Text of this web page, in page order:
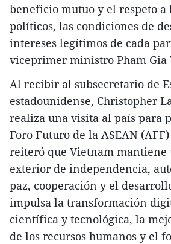
beneficio mutuo y el respeto a
políticos, las condiciones de
intereses legítimos de cada
viceprimer ministro Pham Gia
Al recibir al subsecretario de
estadounidense, Christopher
realiza una visita al país para
Foro Futuro de la ASEAN
reiteró que Vietnam
exterior de independencia,
paz, cooperación y el
impulsa la transformación
científica y tecnológica, la
de los recursos humanos y el